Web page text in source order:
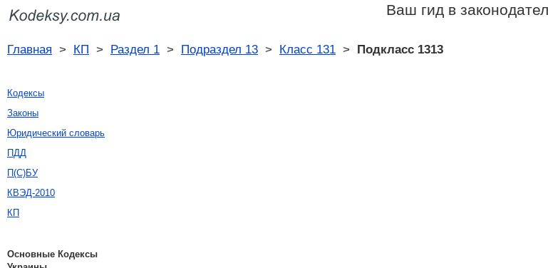
Ваш гид в
Главная > КП > Раздел 1 > Подраздел 13 > Класс 131 > Подкласс 1313
Кодексы
Законы
Юридический словарь
ПДД
П(С)БУ
КВЭД-2010
КП
Основные Кодексы